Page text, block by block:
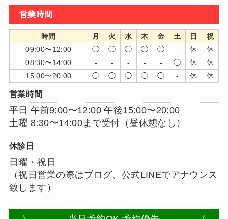
営業時間
時間 月 火 水 木 金 土 日
祝
09:00〜12:00
◯ ◯ ◯ ◯ ◯ - 休
休
08:30〜14:00
- - - - - ◯ 休
休
15:00〜20:00
◯ ◯ ◯ ◯ ◯ - 休 休
営業時間
平日 午前9:00〜12:00 午後15:00〜20:00
土曜 8:30〜14:00まで受付（昼休憩なし）
休診日
日曜・祝日
（祝日営業の際はブログ、公式LINEでアナウンス
致します）